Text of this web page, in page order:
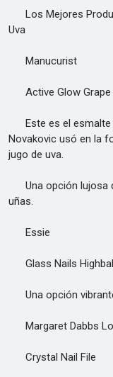
Los Mejores
Uva
Manucurist
Active Glow Grape
Este es el esmalte
Novakovic usó en la
jugo de uva.
Una opción lujosa
uñas.
Essie
Glass Nails
Una opción
Margaret Dabbs
Crystal Nail File